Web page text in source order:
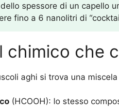
spessore di un capello
fino a 6 nanolitri di
chimico che
aghi si trova una
(HCOOH): lo stesso